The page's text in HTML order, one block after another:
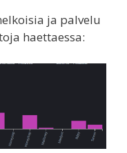
ja palvelu
haettaessa: